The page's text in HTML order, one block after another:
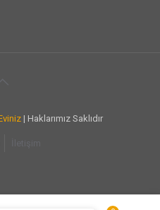
| Haklarımız Saklıdır
İletişim